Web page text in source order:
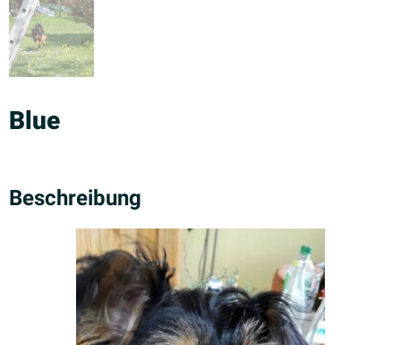
Blue
Beschreibung